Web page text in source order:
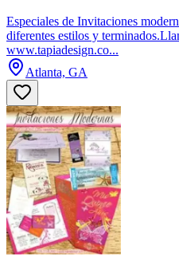
Especiales de Invitaciones
diferentes estilos y
www.tapiadesign.co...
Atlanta, GA